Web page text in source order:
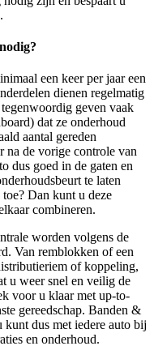
een keer per jaar een
dienen regelmatig
geven vaak
dat ze onderhoud
aantal gereden
na de vorige controle van
dus goed in de gaten en
te laten
toe? Dan kunt u deze
combineren.
worden volgens de
Van remblokken of een
of koppeling,
u weer snel en veilig de
voor u klaar met up-to-
gereedschap. Banden &
dus met iedere auto bij
en onderhoud.